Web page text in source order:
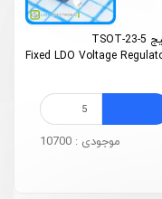
Fixed LDO Voltage
موجودی : 10700